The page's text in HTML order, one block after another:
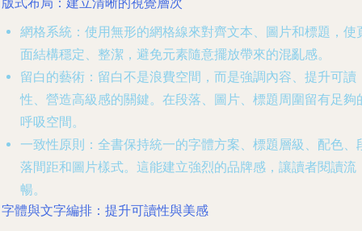
式布局：建立清晰的視覺層次
網格系統 ：使用無形的網格線來對齊文本、圖片和標題，使
面結構穩定、整潔，避免元素隨意擺放帶來的混亂感。
留白的藝術 ：留白不是浪費空間，而是強調內容、提升可讀
性、營造高級感的關鍵。在段落、圖片、標題周圍留有足夠
呼吸空間。
一致性原則 ：全書保持統一的字體方案、標題層級、配色、
落間距和圖片樣式。這能建立強烈的品牌感，讓讀者閱讀流
暢。
體與文字編排：提升可讀性與美感